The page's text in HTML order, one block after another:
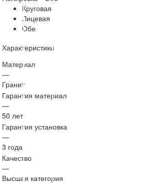
Круговая
Лицевая
Обе
Характеристики
Материал
—
Гранит
Гарантия материал
—
50 лет
Гарантия установка
—
3 года
Качество
—
Высшая категория